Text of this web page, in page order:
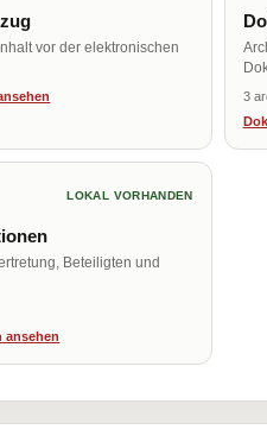
vor der elektronischen
3
LOKAL VORHANDEN
Beteiligten und
ansehen